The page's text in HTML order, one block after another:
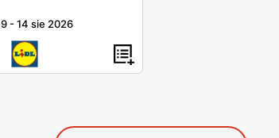
9 -14 sie 2026